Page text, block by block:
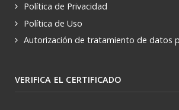
Política de Privacidad
Política de Uso
Autorización de tratamiento de datos
VERIFICA EL CERTIFICADO